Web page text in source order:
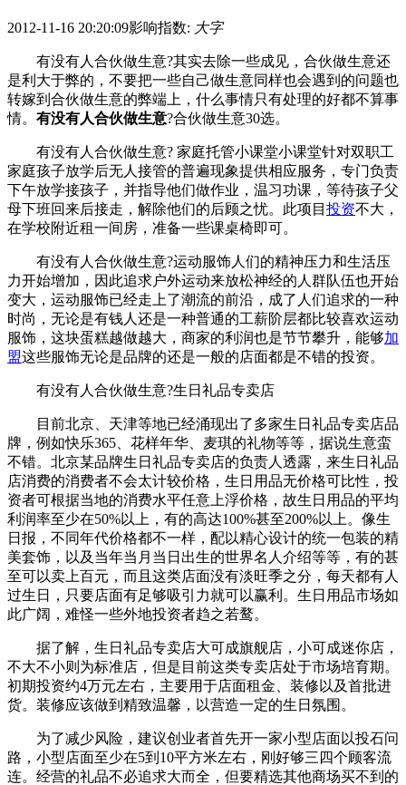
2012-11-16 20:20:09影响指数: 大字
有没有人合伙做生意?其实去除一些成见，合伙做生意还
是利大于弊的，不要把一些自己做生意同样也会遇到的问题也
转嫁到合伙做生意的弊端上，什么事情只有处理的好都不算事
情。 有没有人合伙做生意?合伙做生意30选。
有没有人合伙做生意? 家庭托管小课堂小课堂针对双职工
家庭孩子放学后无人接管的普遍现象提供相应服务，专门负责
下午放学接孩子，并指导他们做作业，温习功课，等待孩子父
母下班回来后接走，解除他们的后顾之忧。此项目 投资不大，
在学校附近租一间房，准备一些课桌椅即可。
有没有人合伙做生意?运动服饰人们的精神压力和生活压
力开始增加，因此追求户外运动来放松神经的人群队伍也开始
变大，运动服饰已经走上了潮流的前沿，成了人们追求的一种
时尚，无论是有钱人还是一种普通的工薪阶层都比较喜欢运动
服饰，这块蛋糕越做越大，商家的利润也是节节攀升，能够加
盟这些服饰无论是品牌的还是一般的店面都是不错的投资。
有没有人合伙做生意?生日礼品专卖店
目前北京、天津等地已经涌现出了多家生日礼品专卖店品
牌，例如快乐365、花样年华、麦琪的礼物等等，据说生意蛮
不错。北京某品牌生日礼品专卖店的负责人透露，来生日礼品
店消费的消费者不会太计较价格，生日用品无价格可比性，投
资者可根据当地的消费水平任意上浮价格，故生日用品的平均
利润率至少在50%以上，有的高达100%甚至200%以上。像生
日报，不同年代价格都不一样，配以精心设计的统一包装的精
美套饰，以及当年当月当日出生的世界名人介绍等等，有的甚
至可以卖上百元，而且这类店面没有淡旺季之分，每天都有人
过生日，只要店面有足够吸引力就可以赢利。生日用品市场如
此广阔，难怪一些外地投资者趋之若鹜。
据了解，生日礼品专卖店大可成旗舰店，小可成迷你店，
不大不小则为标准店，但是目前这类专卖店处于市场培育期。
初期投资约4万元左右，主要用于店面租金、装修以及首批进
货。装修应该做到精致温馨，以营造一定的生日氛围。
为了减少风险，建议创业者首先开一家小型店面以投石问
路，小型店面至少在5到10平方米左右，刚好够三四个顾客流
连。经营的礼品不必追求大而全，但要精选其他商场买不到的